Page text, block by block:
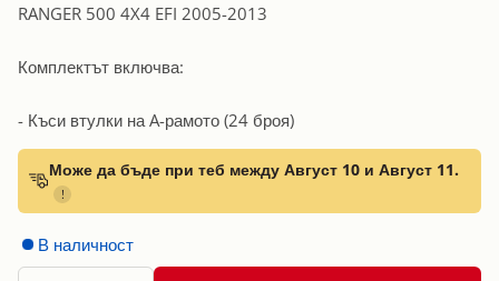
RANGER 500 4X4 EFI 2005-2013
Комплектът включва:
- Къси втулки на A-рамото (24 броя)
Може да бъде при теб между Август 10 и Август 11.
!
В наличност